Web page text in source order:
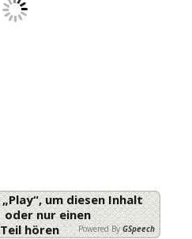
nur einen
hören
Powered By GSpeech